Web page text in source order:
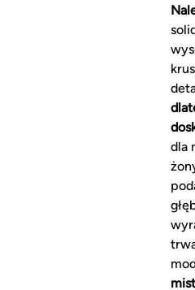
dla